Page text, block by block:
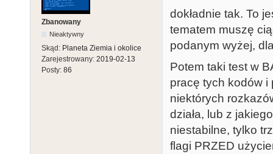
Zbanowany
Nieaktywny
Skąd: Planeta Ziemia i okolice
Zarejestrowany: 2019-02-13
Posty: 86
dokładnie tak. To
tematem muszę
podanym wyżej,
Potem taki test w
pracę tych kodów i
niektórych
działa, lub z
niestabilne, tylko
flagi PRZED